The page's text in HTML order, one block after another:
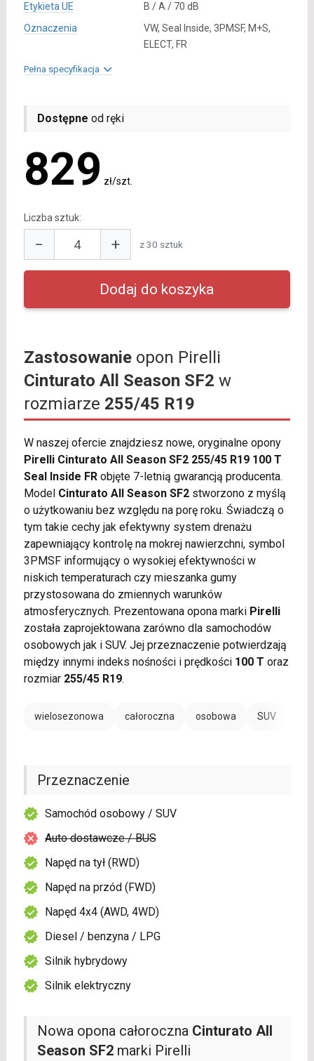
Etykieta UE
B / A / 70 dB
Oznaczenia
VW, Seal Inside, 3PMSF, M+S,
ELECT, FR
Pełna specyfikacja
Dostępne od ręki
829 zł/szt.
Liczba sztuk:
− + z 30 sztuk
Zastosowanieopon Pirelli
Cinturato All Season SF2 w
rozmiarze 255/45 R19
W naszej ofercie znajdziesz nowe, oryginalne opony
Pirelli Cinturato All Season SF2 255/45 R19 100 T
Seal Inside FRobjęte 7-letnią gwarancją producenta.
Model Cinturato All Season SF2stworzono z myślą
o użytkowaniu bez względu na porę roku. Świadczą o
tym takie cechy jak efektywny system drenażu
zapewniający kontrolę na mokrej nawierzchni, symbol
3PMSF informujący o wysokiej efektywności w
niskich temperaturach czy mieszanka gumy
przystosowana do zmiennych warunków
atmosferycznych. Prezentowana opona marki Pirelli
została zaprojektowana zarówno dla samochodów
osobowych jak i SUV. Jej przeznaczenie potwierdzają
między innymi indeks nośności i prędkości 100 T oraz
rozmiar 255/45 R19.
wielosezonowa całoroczna osobowa SUV
Nowa opona całoroczna Cinturato All
Season SF2marki Pirelli
Przeznaczenie
Samochód osobowy / SUV
Auto dostawcze / BUS
Napęd na tył (RWD)
Napęd na przód (FWD)
Napęd 4x4 (AWD, 4WD)
Diesel / benzyna / LPG
Silnik hybrydowy
Silnik elektryczny